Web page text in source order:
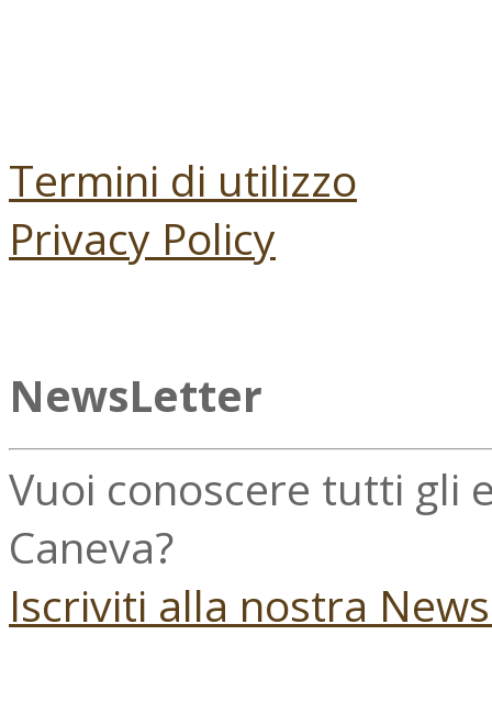
Termini di utilizzo
Privacy Policy
NewsLetter
Vuoi conoscere tutti gli
Caneva?
Iscriviti alla nostra